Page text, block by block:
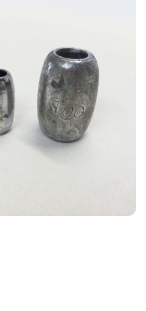
銚子市新生町1-40-1
22-4567